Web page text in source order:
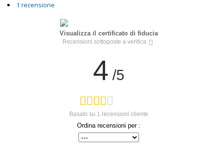
1 recensione
Visualizza il certificato di fiducia
Recensioni sottoposte a verifica
4 /5
Basato su 1 recensioni cliente
Ordina recensioni per :